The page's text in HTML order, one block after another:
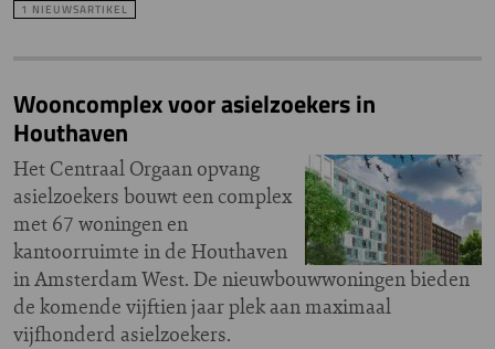
1 NIEUWSARTIKEL
Wooncomplex voor asielzoekers in
Houthaven
Het Centraal Orgaan opvang
asielzoekers bouwt een complex
met 67 woningen en
kantoorruimte in de Houthaven
in Amsterdam West. De nieuwbouwwoningen bieden
de komende vijftien jaar plek aan maximaal
vijfhonderd asielzoekers.